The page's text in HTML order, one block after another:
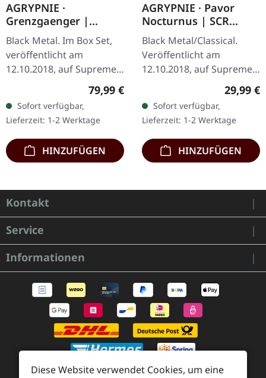
AGRYPNIE ·
Grenzgaenger |
DELUXE GOLD/CLEAR
4LP BOX SET
Black Metal. Im Box Set,
veröffentlicht am
12.10.2018, auf Supreme
Chaos Records. Eine
noble Box, die die beiden
Agrypnie-Alben
"Grenzgænger" und…
Regulärer Preis:
79,99 €
Sofort verfügbar,
Lieferzeit: 1-2 Werktage
HINZUFÜGEN
AGRYPNIE · Pavor
Nocturnus | SCR
GREY/BLACK SPLATTER
2LP+7" BUNDLE
Black Metal/Classical.
Veröffentlicht am
12.10.2018, auf Supreme
Chaos Records. Schweres
180g Doppel-Vinyl im
Gatefold-Cover mit der
extra 7" Single…
29,99 €
Sofort verfügbar,
Lieferzeit: 1-2 Werktage
HINZUFÜGEN
Kontakt
Service
Informationen
Diese Website verwendet Cookies, um eine